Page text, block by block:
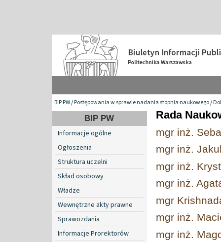
BIP PW/Postępowania w sprawie nadania stopnia naukowego/
BIP PW
Informacje ogólne
Ogłoszenia
Struktura uczelni
Skład osobowy
Władze
Wewnętrzne akty prawne
Sprawozdania
Informacje Prorektorów
Rada
mgr inż.
mgr inż.
mgr inż.
mgr inż.
mgr
mgr inż.
mgr inż.